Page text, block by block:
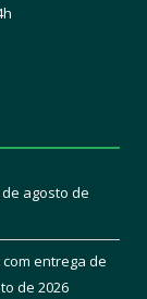
de agosto de
entrega de
de 2026